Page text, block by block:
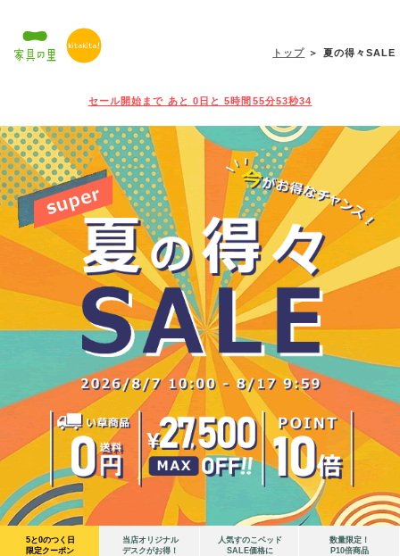
トップ ＞ 夏の得々SALE
5と0のつく日
限定クーポン
当店オリジナル
デスクがお得！
人気すのこベッド
SALE価格に
数量限定！
P10倍商品